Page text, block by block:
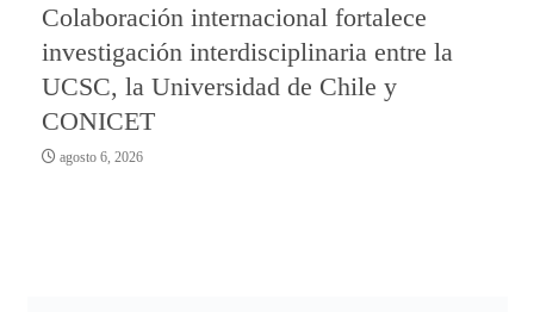
Colaboración internacional fortalece
investigación interdisciplinaria entre la
UCSC, la Universidad de Chile y
CONICET
agosto 6, 2026